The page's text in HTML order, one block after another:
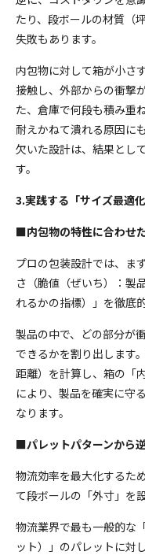
たり、段ボールの材質（
失敗もあります。
内包物に対して箱が小さ
接触し、外部からの衝撃
た、倉庫で何段も積み重
耐えかねて潰れる原因に
欠いた設計は、結果とし
す。
3.実践する「サイズ最適
■内包物の特性に合わせ
プロの包装設計では、ま
さ（脆値（ぜいち）：製
れるかの指標）」を徹底
製品の中で、どの部分が
できるかを割り出します
距離）を計算し、箱の「
により、製品を確実に守
なります。
■パレットパターンから
物流効率を最大化するた
て段ボールの「外寸」を
物流業界で最も一般的
ット）」のパレットに対